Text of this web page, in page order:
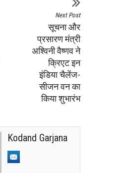
Next Post
सूचना और
प्रसारण मंत्री
अश्विनी वैष्णव ने
क्रिएट इन
इंडिया चैलेंज-
सीजन वन का
किया शुभारंभ
Kodand Garjana